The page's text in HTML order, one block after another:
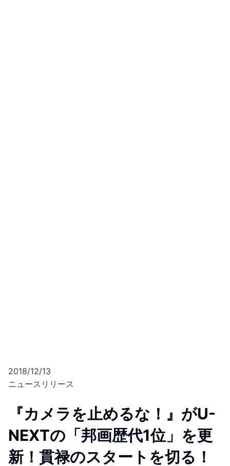
2018/12/13
ニュースリリース
『カメラを止めるな！』がU-
NEXTの「邦画歴代1位」を更
新！貫禄のスタートを切る！